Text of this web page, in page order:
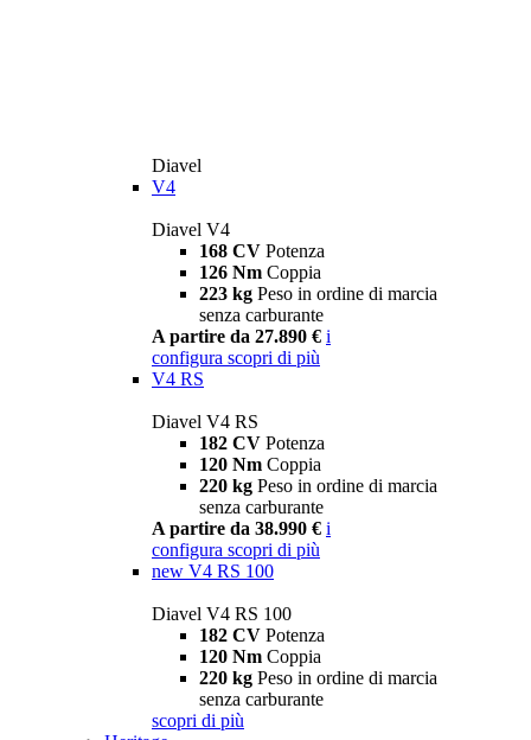
Diavel
V4
Diavel V4
168 CV Potenza
126 Nm Coppia
223 kg Peso in ordine di marcia
senza carburante
A partire da 27.890 € i
configura scopri di più
V4 RS
Diavel V4 RS
182 CV Potenza
120 Nm Coppia
220 kg Peso in ordine di marcia
senza carburante
A partire da 38.990 € i
configura scopri di più
new V4 RS 100
Diavel V4 RS 100
182 CV Potenza
120 Nm Coppia
220 kg Peso in ordine di marcia
senza carburante
scopri di più